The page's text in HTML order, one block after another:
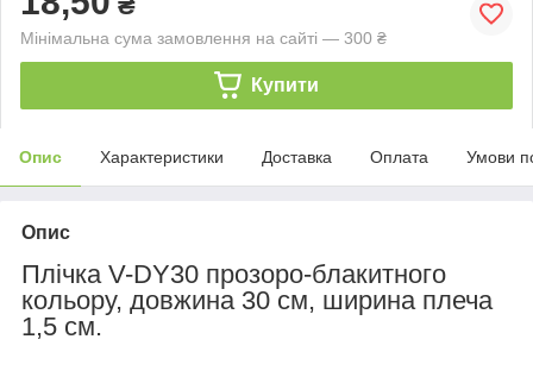
Мінімальна сума замовлення на сайті — 300 ₴
Купити
Опис Характеристики Доставка Оплата Умови
Опис
Плічка V-DY30 прозоро-блакитного
кольору, довжина 30 см, ширина плеча
1,5 см.